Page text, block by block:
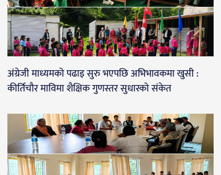
अंग्रेजी माध्यमको पढाइ सुरु भएपछि अभिभावकमा खुसी :
कीर्तिचौर माविमा शैक्षिक गुणस्तर सुधारको संकेत